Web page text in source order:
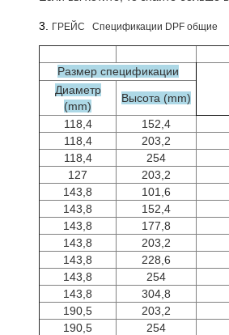
3. ГРЕЙС Спецификации DPF общие
Размер спецификации
Диаметр
(mm)
Высота (mm)
118,4
152,4
118,4
203,2
118,4
254
127
203,2
143,8
101,6
143,8
152,4
143,8
177,8
143,8
203,2
143,8
228,6
143,8
254
143,8
304,8
190,5
203,2
190,5
254